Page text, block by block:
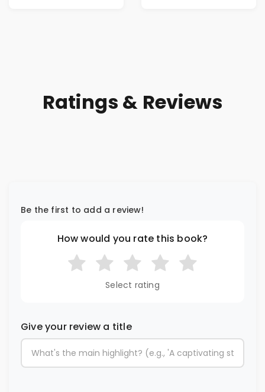
Ratings & Reviews
Be the first to add a review!
How would you rate this book?
Select rating
Give your review a title